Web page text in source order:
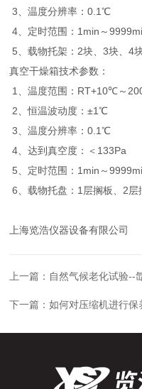
3、温度分辨率：0.1℃
4、定时范围：1min～
5、载物托架：2块、3块、4
真空干燥箱技术参数：
1、温度范围：RT+10℃～
2、恒温波动度：±1℃
3、温度分辨率：0.1℃
4、达到真空度：＜133Pa
5、定时范围：1min～
6、载物托盘：1层搁板、2层
上海览浩仪器设备有限公司
上一篇： 自然气候老化试验--
下一篇：如何对压缩机进行保